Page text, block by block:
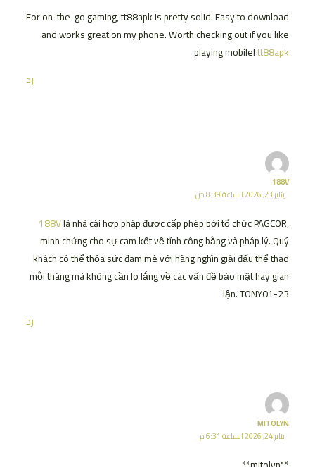
For on-the-go gaming, tt88apk is pretty solid. Easy to download
and works great on my phone. Worth checking out if you like
playing mobile!tt88apk
رد
188V
يناير 23, 2026 الساعة 8:39 ص
188Vlà nhà cái hợp pháp được cấp phép bởi tổ chức PAGCOR,
minh chứng cho sự cam kết về tính công bằng và pháp lý. Quý
khách có thể thỏa sức đam mê với hàng nghìn giải đấu thể thao
mỗi tháng mà không cần lo lắng về các vấn đề bảo mật hay gian
lận. TONY01-23
رد
MITOLYN
يناير 24, 2026 الساعة 6:31 م